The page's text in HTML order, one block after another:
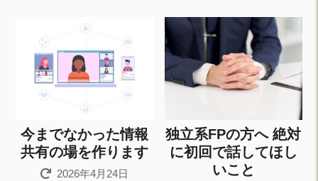
今までなかった情報
共有の場を作ります
2026年4月24日
独立系FPの方へ 絶対
に初回で話してほし
いこと